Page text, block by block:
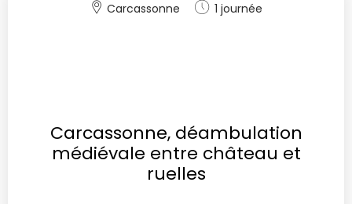
Carcassonne 1 journée
Carcassonne, déambulation
médiévale entre château et
ruelles